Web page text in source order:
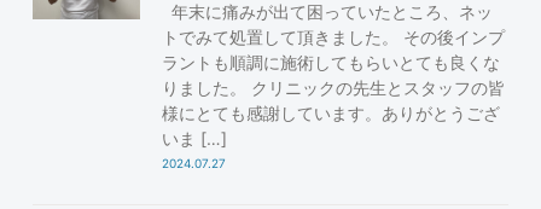
年末に痛みが出て困っていたところ、ネッ
トでみて処置して頂きました。 その後インプ
ラントも順調に施術してもらいとても良くな
りました。 クリニックの先生とスタッフの皆
様にとても感謝しています。ありがとうござ
いま […]
2024.07.27